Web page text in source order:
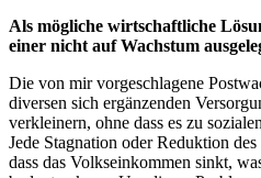
Als mögliche wirtschaftliche
einer nicht auf Wachstum
Die von mir vorgeschlagene
diversen sich ergänzenden
verkleinern, ohne dass es zu
Jede Stagnation oder Reduktion
dass das Volkseinkommen sinkt,